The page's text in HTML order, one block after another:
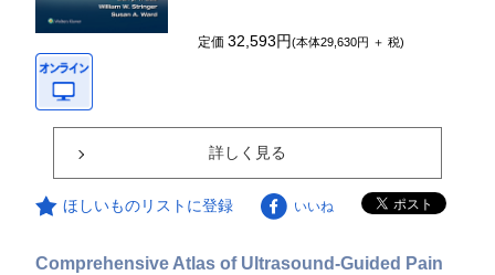
定価32,593円(本体29,630円 ＋ 税)
詳しく見る
ほしいものリストに登録 いいね
Comprehensive Atlas of Ultrasound-Guided Pain